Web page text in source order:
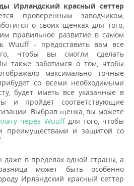
Ирландский красный сеттер
проверенным заводчиком,
о своих щенках для того,
правильное развитие в самом
Wuuff - предоставить вам все
чтобы вы смогли сделать
также заботимся о том, чтобы
максимально точные
со всеми необходимыми
будет иметь все указанные в
и пройдет соответствующие
Выбрав щенка, вы можете
через Wuuffдля того, чтобы
преимуществами и защитой со
в пределах одной страны, а
может быть особенно
Ирландский красный сеттер